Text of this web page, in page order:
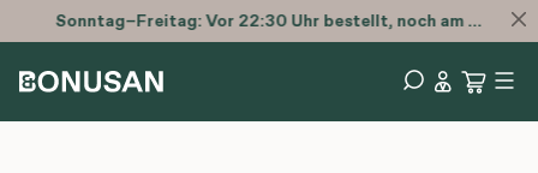
Sonntag–Freitag: Vor 22:30 Uhr bestellt, noch am selben Tag versendet.